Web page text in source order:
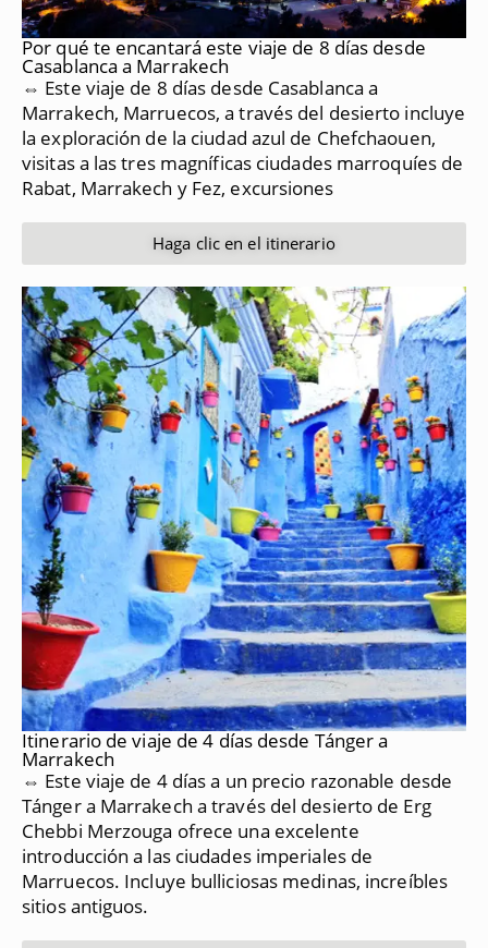
Por qué te encantará este viaje de 8 días desde
Casablanca a Marrakech
⇔ Este viaje de 8 días desde Casablanca a
Marrakech, Marruecos, a través del desierto incluye
la exploración de la ciudad azul de Chefchaouen,
visitas a las tres magníficas ciudades marroquíes de
Rabat, Marrakech y Fez, excursiones
Haga clic en el itinerario
Itinerario de viaje de 4 días desde Tánger a
Marrakech
⇔ Este viaje de 4 días a un precio razonable desde
Tánger a Marrakech a través del desierto de Erg
Chebbi Merzouga ofrece una excelente
introducción a las ciudades imperiales de
Marruecos. Incluye bulliciosas medinas, increíbles
sitios antiguos.